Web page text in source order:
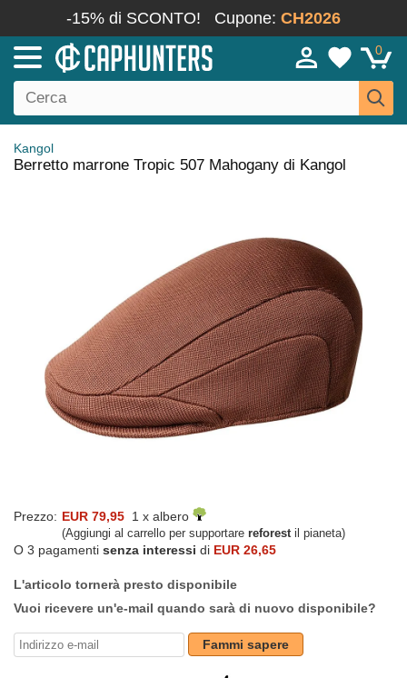
-15% di SCONTO! Cupone: CH2026
0
Kangol
Berretto marrone Tropic 507 Mahogany di Kangol
Prezzo: EUR 79,95 1 x albero
(Aggiungi al carrello per supportare reforestil pianeta)
O 3 pagamenti senza interessi di EUR 26,65
L'articolo tornerà presto disponibile
Vuoi ricevere un'e-mail quando sarà di nuovo disponibile?
Fammi sapere